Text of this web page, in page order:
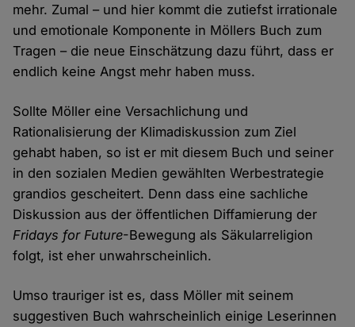
mehr. Zumal – und hier kommt die zutiefst irrationale
und emotionale Komponente in Möllers Buch zum
Tragen – die neue Einschätzung dazu führt, dass er
endlich keine Angst mehr haben muss.
Sollte Möller eine Versachlichung und
Rationalisierung der Klimadiskussion zum Ziel
gehabt haben, so ist er mit diesem Buch und seiner
in den sozialen Medien gewählten Werbestrategie
grandios gescheitert. Denn dass eine sachliche
Diskussion aus der öffentlichen Diffamierung der
Fridays for Future-Bewegung als Säkularreligion
folgt, ist eher unwahrscheinlich.
Umso trauriger ist es, dass Möller mit seinem
suggestiven Buch wahrscheinlich einige Leserinnen